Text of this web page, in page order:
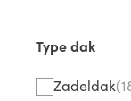
Type dak
Zadeldak